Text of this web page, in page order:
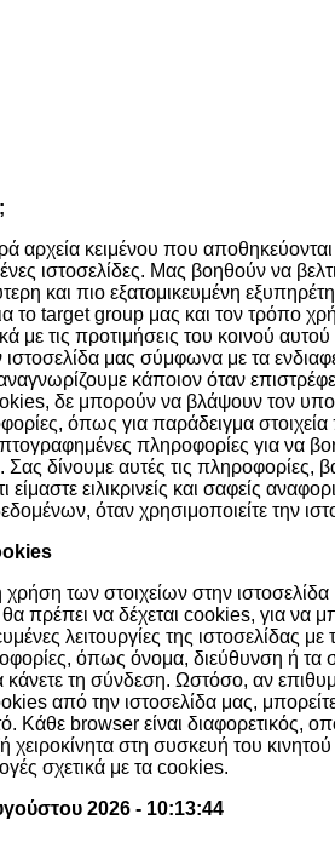
αρχεία κειμένου που
ιστοσελίδες. Μας βοηθούν να
και πιο εξατομικευμένη
το target group μας και τον τρόπο
με τις προτιμήσεις του κοινού αυτού
μας σύμφωνα με τα
κάποιον όταν
δε μπορούν να βλάψουν τον
όπως για παράδειγμα
πληροφορίες για να
δίνουμε αυτές τις πληροφορίες,
είμαστε ειλικρινείς και σαφείς
όταν χρησιμοποιείτε την
χρήση των στοιχείων στην
θα πρέπει να δέχεται cookies, για
λειτουργίες της ιστοσελίδας
όπως όνομα, διεύθυνση ή τα
κάνετε τη σύνδεση. Ωστόσο, αν
από την ιστοσελίδα μας,
Κάθε browser είναι διαφορετικός,
χειροκίνητα στη συσκευή του
σχετικά με τα cookies.
2026 - 10:13:44